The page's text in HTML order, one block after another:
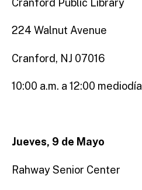
Cranford Public Library
224 Walnut Avenue
Cranford, NJ 07016
10:00 a.m. a 12:00 mediodía
Jueves, 9 de Mayo
Rahway Senior Center